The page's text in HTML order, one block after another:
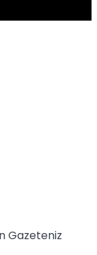
Gazeteniz